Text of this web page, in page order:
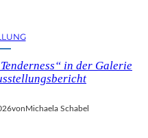
in der Galerie
von Michaela Schabel